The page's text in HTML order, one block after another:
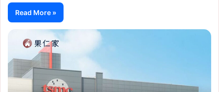
Read More »